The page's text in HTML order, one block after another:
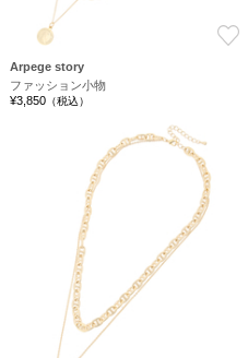
お気に入り
Arpege story
ファッション小物
¥3,850 （税込）